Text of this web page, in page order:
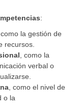
:
, como la gestión de
recursos.
, como la
verbal o
, como el nivel de
o la